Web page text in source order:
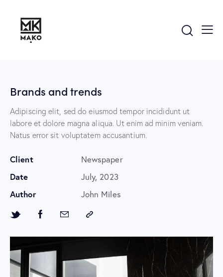
Brands and trends
Adipiscing elit, sed do eiusmod tempor incididunt ut
labore et dolore magna aliqua. Ut enim ad minim veniam.
Natus error sit voluptatem accusantium.
Client Newspaper
Date July, 2023
Author John Miles